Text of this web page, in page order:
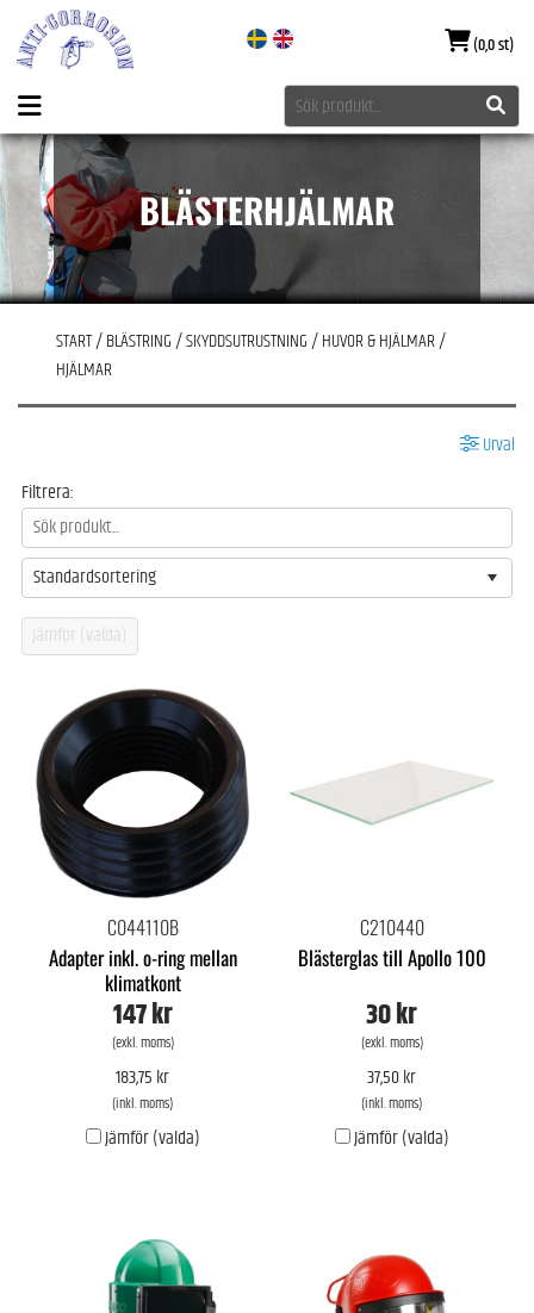
(0,0 st)
BLÄSTERHJÄLMAR
START/BLÄSTRING/SKYDDSUTRUSTNING/HUVOR & HJÄLMAR/
HJÄLMAR
Urval
Filtrera:
Standardsortering
C044110B
Adapter inkl. o-ring mellan
klimatkont
147 kr
(exkl. moms)
183,75 kr
(inkl. moms)
Jämför (valda)
C210440
Blästerglas till Apollo 100
30 kr
(exkl. moms)
37,50 kr
(inkl. moms)
Jämför (valda)